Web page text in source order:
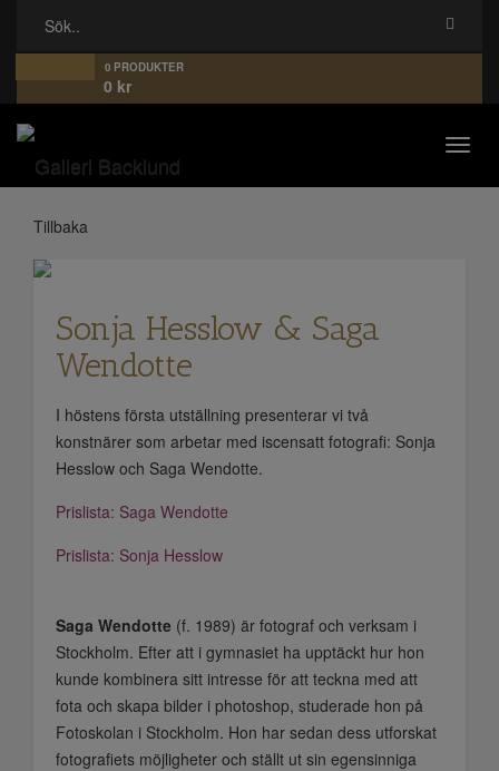
0 PRODUKTER
0 kr
Tillbaka
Sonja Hesslow & Saga
Wendotte
I höstens första utställning presenterar vi två
konstnärer som arbetar med iscensatt fotografi: Sonja
Hesslow och Saga Wendotte.
Prislista: Saga Wendotte
Prislista: Sonja Hesslow
Saga Wendotte (f. 1989) är fotograf och verksam i
Stockholm. Efter att i gymnasiet ha upptäckt hur hon
kunde kombinera sitt intresse för att teckna med att
fota och skapa bilder i photoshop, studerade hon på
Fotoskolan i Stockholm. Hon har sedan dess utforskat
fotografiets möjligheter och ställt ut sin egensinniga